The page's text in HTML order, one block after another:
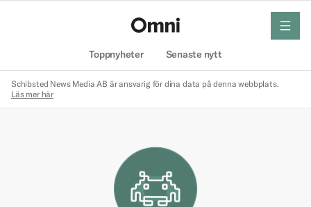
Toppnyheter Senaste nytt
meny
Schibsted News Media AB är ansvarig för dina data på denna webbplats.
Läs mer här